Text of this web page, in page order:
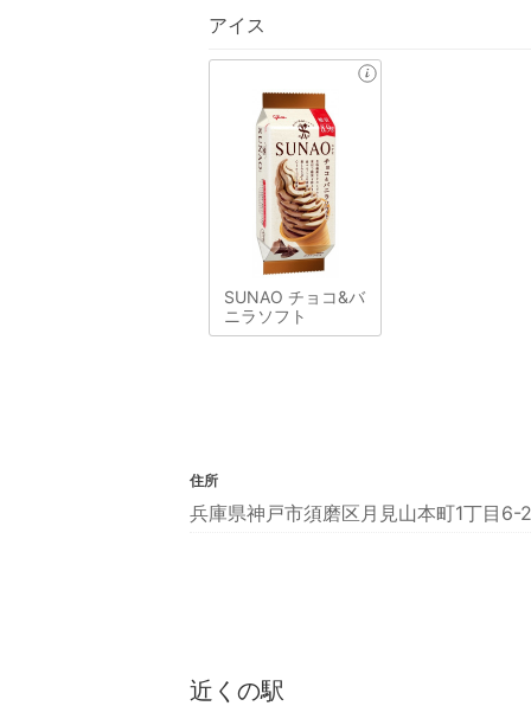
アイス
SUNAO チョコ&バ
ニラソフト
住所
兵庫県神戸市須磨区月見山本町1丁目6-
近くの駅